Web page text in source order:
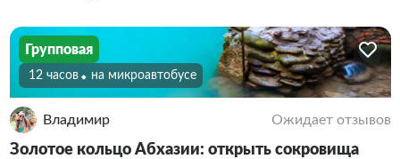
Групповая
12 часов На микроавтобусе
Владимир Ожидает отзывов
Золотое кольцо Абхазии: открыть сокровища